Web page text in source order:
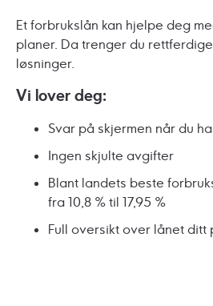
Et forbrukslån kan hjelpe deg
planer. Da trenger du
løsninger.
Vi lover deg:
Svar på skjermen når du
Ingen skjulte avgifter
Blant landets beste
fra 10,8 % til 17,95 %
Full oversikt over lånet ditt